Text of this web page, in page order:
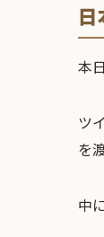
本
ツ
を
中